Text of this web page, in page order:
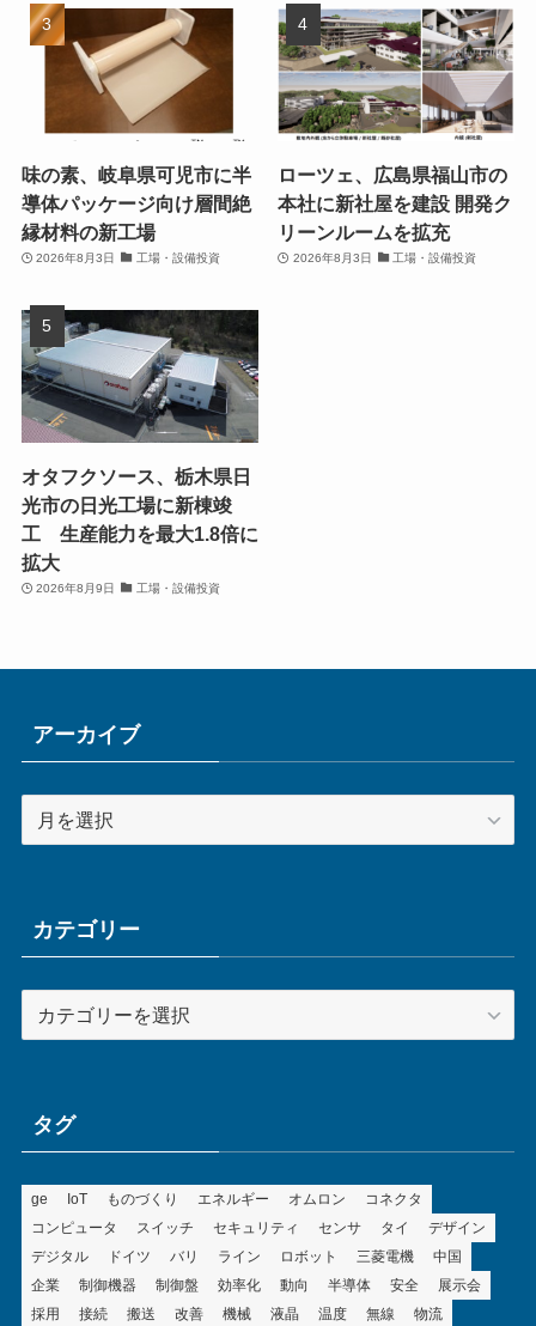
味の素、岐阜県可児市に半
導体パッケージ向け層間絶
縁材料の新工場
2026年8月3日 工場・設備投資
ローツェ、広島県福山市の
本社に新社屋を建設 開発ク
リーンルームを拡充
2026年8月3日 工場・設備投資
オタフクソース、栃木県日
光市の日光工場に新棟竣
工 生産能力を最大1.8倍に
拡大
2026年8月9日 工場・設備投資
アーカイブ
ー
ブカテゴリー
テ
ータグ
ge IoT ものづくり エネルギー オムロン
コネクタ
コンピュータ
スイッチ セキュリティ センサ タイ
デザイン
デジタル
ドイツ バリ ライン ロボット 三菱電機
中国
企業
制御機器 制御盤 効率化 動向 半導体 安全
展示会
採用
接続 搬送 改善 機械 液晶 温度 無線 物流